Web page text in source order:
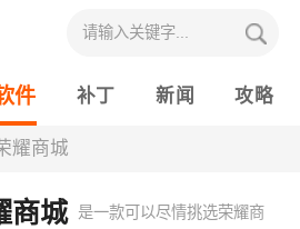
件 补丁 新闻 攻略
耀商城
商城 是一款可以尽情挑选荣耀商